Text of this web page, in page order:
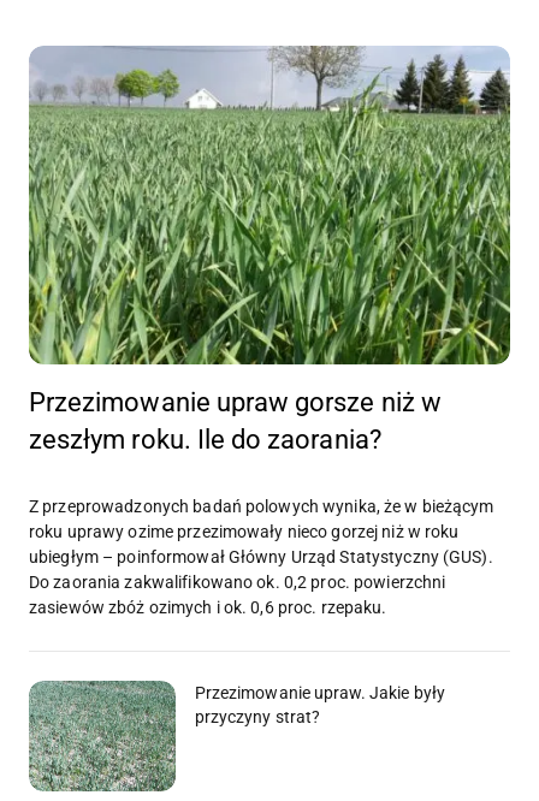
Przezimowanie upraw gorsze niż w
zeszłym roku. Ile do zaorania?
Z przeprowadzonych badań polowych wynika, że w bieżącym
roku uprawy ozime przezimowały nieco gorzej niż w roku
ubiegłym – poinformował Główny Urząd Statystyczny (GUS).
Do zaorania zakwalifikowano ok. 0,2 proc. powierzchni
zasiewów zbóż ozimych i ok. 0,6 proc. rzepaku.
Przezimowanie upraw. Jakie były
przyczyny strat?